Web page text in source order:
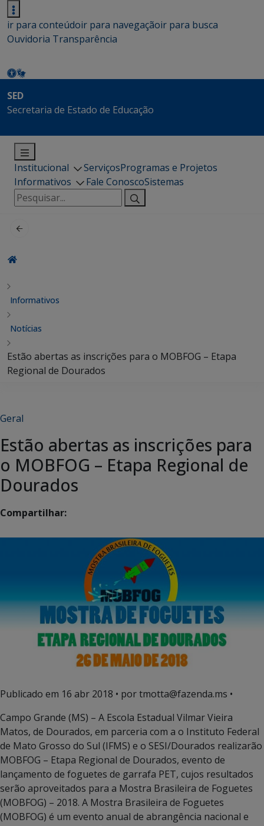
ir para conteúdoir para navegaçãoir para busca
Ouvidoria Transparência
SED
Secretaria de Estado de Educação
Institucional ServiçosProgramas e Projetos
Informativos
Fale ConoscoSistemas
Pesquisar
por:
Informativos
Notícias
Estão abertas as inscrições para o MOBFOG – Etapa
Regional de Dourados
Geral
Estão abertas as inscrições para
o MOBFOG – Etapa Regional de
Dourados
Compartilhar:
Publicado em 16 abr 2018 • por tmotta@fazenda.ms •
Campo Grande (MS) – A Escola Estadual Vilmar Vieira
Matos, de Dourados, em parceria com a o Instituto Federal
de Mato Grosso do Sul (IFMS) e o SESI/Dourados realizarão
MOBFOG – Etapa Regional de Dourados, evento de
lançamento de foguetes de garrafa PET, cujos resultados
serão aproveitados para a Mostra Brasileira de Foguetes
(MOBFOG) – 2018. A Mostra Brasileira de Foguetes
(MOBFOG) é um evento anual de abrangência nacional e